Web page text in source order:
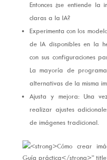
Entonces ¿se entiende la
claras a la IA?
Experimenta con los
de IA disponibles en la
con sus configuraciones
La mayoría de
alternativas de la misma
Ajusta y mejora: Una
realizar ajustes
de imágenes tradicional.